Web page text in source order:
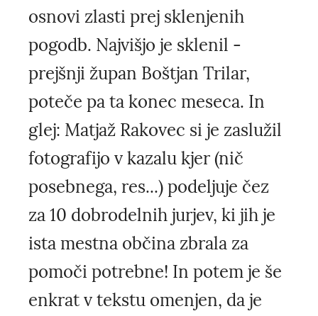
osnovi zlasti prej sklenjenih
pogodb. Najvišjo je sklenil -
prejšnji župan Boštjan Trilar,
poteče pa ta konec meseca. In
glej: Matjaž Rakovec si je zaslužil
fotografijo v kazalu kjer (nič
posebnega, res...) podeljuje čez
za 10 dobrodelnih jurjev, ki jih je
ista mestna občina zbrala za
pomoči potrebne! In potem je še
enkrat v tekstu omenjen, da je